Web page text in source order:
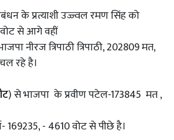
के प्रत्याशी उज्ज्वल रमण सिंह को
से आगे वहीं
नीरज त्रिपाठी त्रिपाठी, 202809 मत,
रहे है।
) से भाजपा के प्रवीण पटेल-173845 मत ,
169235, - 4610 वोट से पीछे है।